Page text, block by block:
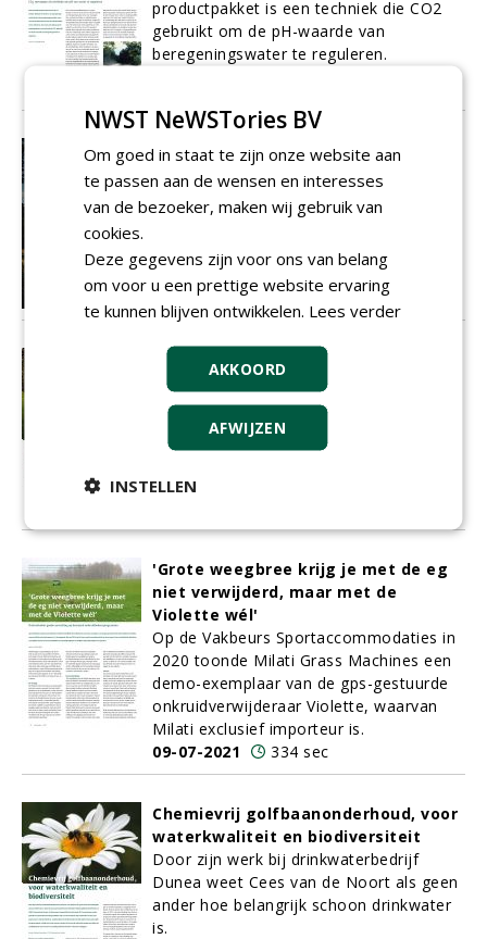
productpakket is een techniek die CO2
gebruikt om de pH-waarde van
beregeningswater te reguleren.
In beeld: Internationale allure op de
Rosendaelsche
(jmregelinkfoto) van de Rosendaelsche
een mooi plaatje.
13-07-2021
36 sec
Alternatieven voor rough-onderhoud
Het is een uitdaging om de begroeiing
van (semi)roughs netjes te maaien en
trimmen, maar ook hierin gaan de
ontwikkelingen verder.
'Grote weegbree krijg je met de eg
niet verwijderd, maar met de
Violette wél'
Op de Vakbeurs Sportaccommodaties in
2020 toonde Milati Grass Machines een
demo-exemplaar van de gps-gestuurde
onkruidverwijderaar Violette, waarvan
Milati exclusief importeur is.
09-07-2021
334 sec
Chemievrij golfbaanonderhoud, voor
waterkwaliteit en biodiversiteit
Door zijn werk bij drinkwaterbedrijf
Dunea weet Cees van de Noort als geen
ander hoe belangrijk schoon drinkwater
is.
NWST NeWSTories BV
Om goed in staat te zijn onze website aan
te passen aan de wensen en interesses
van de bezoeker, maken wij gebruik van
cookies.
Deze gegevens zijn voor ons van belang
om voor u een prettige website ervaring
te kunnen blijven ontwikkelen. Lees verder
AKKOORD
AFWIJZEN
INSTELLEN